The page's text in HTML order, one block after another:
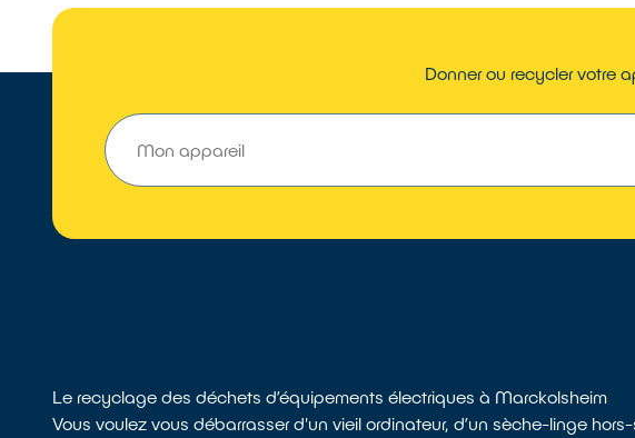
Donner ou recycler votre
Le recyclage des déchets d’équipements électriques à Marckolsheim
Vous voulez vous débarrasser d'un vieil ordinateur, d’un sèche-linge